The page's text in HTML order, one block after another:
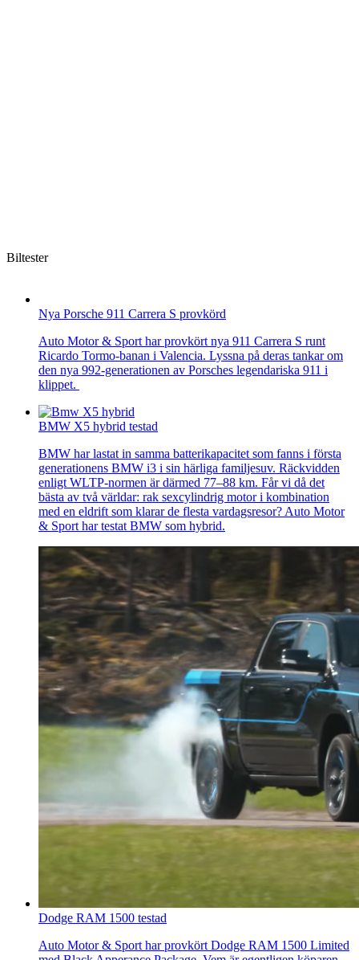
Biltester
Nya Porsche 911 Carrera S provkörd
Auto Motor & Sport har provkört nya 911 Carrera S runt
Ricardo Tormo-banan i Valencia. Lyssna på deras tankar om
den nya 992-generationen av Porsches legendariska 911 i
klippet.
BMW X5 hybrid testad
BMW har lastat in samma batterikapacitet som fanns i första
generationens BMW i3 i sin härliga familjesuv. Räckvidden
enligt WLTP-normen är därmed 77–88 km. Får vi då det
bästa av två världar: rak sexcylindrig motor i kombination
med en eldrift som klarar de flesta vardagsresor? Auto Motor
& Sport har testat BMW som hybrid.
Dodge RAM 1500 testad
Auto Motor & Sport har provkört Dodge RAM 1500 Limited